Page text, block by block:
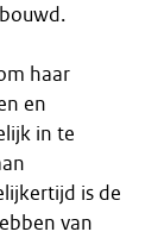
haar
en
in te
is de
van